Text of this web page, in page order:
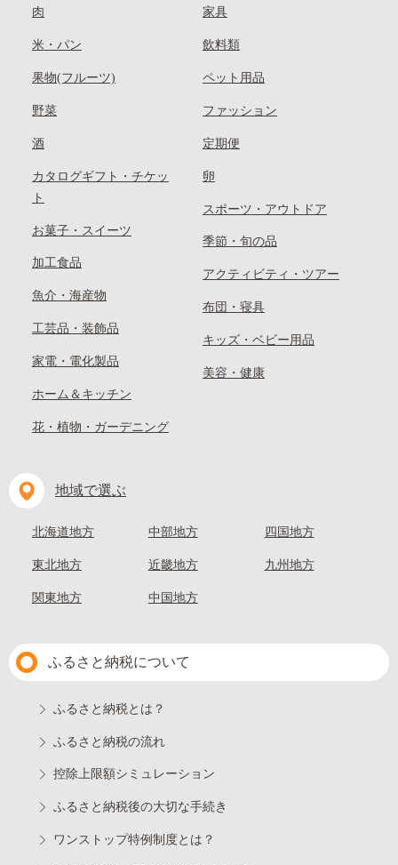
肉
米・パン
果物(フルーツ)
野菜
酒
カタログギフト・チケッ
ト
お菓子・スイーツ
加工食品
魚介・海産物
工芸品・装飾品
家電・電化製品
ホーム＆キッチン
花・植物・ガーデニング
家具
飲料類
ペット用品
ファッション
定期便
卵
スポーツ・アウトドア
季節・旬の品
アクティビティ・ツアー
布団・寝具
キッズ・ベビー用品
美容・健康
地域で選ぶ
北海道地方
東北地方
関東地方
中部地方
近畿地方
中国地方
四国地方
九州地方
ふるさと納税について
ふるさと納税とは？
ふるさと納税の流れ
控除上限額シミュレーション
ふるさと納税後の大切な手続き
ワンストップ特例制度とは？